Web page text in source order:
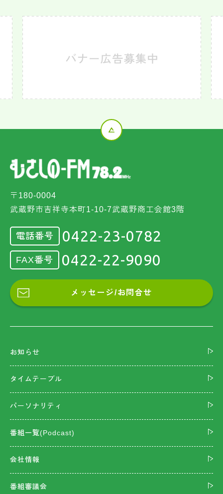
〒180-0004
武蔵野市吉祥寺本町1-10-7武蔵野商工会館3階
電話番号 0422-23-0782
FAX番号 0422-22-9090
メッセージ/お問合せ
お知らせ
タイムテーブル
パーソナリティ
番組一覧(Podcast)
会社情報
番組審議会